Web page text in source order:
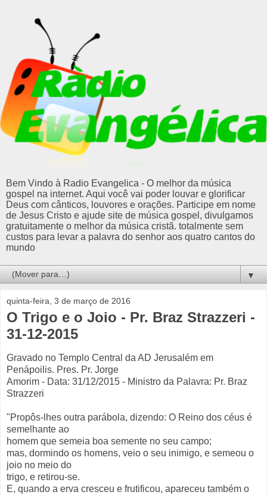
Bem Vindo à Radio Evangelica - O melhor da música
gospel na internet. Aqui você vai poder louvar e glorificar
Deus com cânticos, louvores e orações. Participe em nome
de Jesus Cristo e ajude site de música gospel, divulgamos
gratuitamente o melhor da música cristã. totalmente sem
custos para levar a palavra do senhor aos quatro cantos do
mundo
▼
quinta-feira, 3 de março de 2016
O Trigo e o Joio - Pr. Braz Strazzeri -
31-12-2015
Gravado no Templo Central da AD Jerusalém em
Penápoilis. Pres. Pr. Jorge
Amorim - Data: 31/12/2015 - Ministro da Palavra: Pr. Braz
Strazzeri
"Propôs-lhes outra parábola, dizendo: O Reino dos céus é
semelhante ao
homem que semeia boa semente no seu campo;
mas, dormindo os homens, veio o seu inimigo, e semeou o
joio no meio do
trigo, e retirou-se.
E, quando a erva cresceu e frutificou, apareceu também o